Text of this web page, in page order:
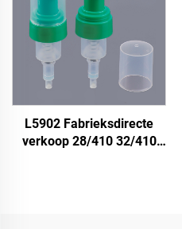
cc 1,6 cc schuimsproeier
handpomp
L5902 Fabrieksdirecte
verkoop 28/410 32/410